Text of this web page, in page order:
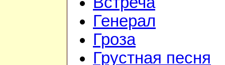
Генерал
Гроза
Грустная песня